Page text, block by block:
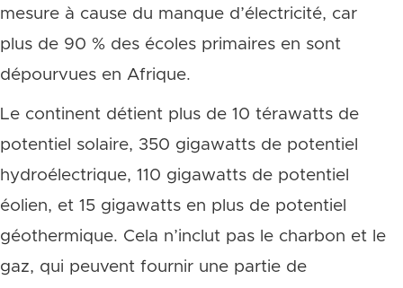
mesure à cause du manque d’électricité, car
plus de 90 % des écoles primaires en sont
dépourvues en Afrique.
Le continent détient plus de 10 térawatts de
potentiel solaire, 350 gigawatts de potentiel
hydroélectrique, 110 gigawatts de potentiel
éolien, et 15 gigawatts en plus de potentiel
géothermique. Cela n’inclut pas le charbon et le
gaz, qui peuvent fournir une partie de